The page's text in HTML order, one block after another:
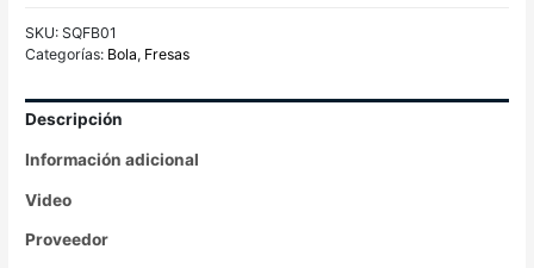
SKU: SQFB01
Categorías: Bola, Fresas
Descripción
Información adicional
Video
Proveedor